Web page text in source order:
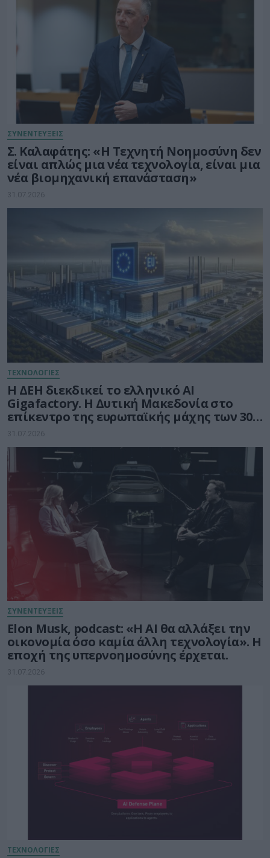
ΣΥΝΕΝΤΕΥΞΕΙΣ
Σ. Καλαφάτης: «Η Τεχνητή Νοημοσύνη δεν
είναι απλώς μια νέα τεχνολογία, είναι μια
νέα βιομηχανική επανάσταση»
31.07.2026
ΤΕΧΝΟΛΟΓΙΕΣ
Η ΔΕΗ διεκδικεί το ελληνικό AI
Gigafactory. Η Δυτική Μακεδονία στο
επίκεντρο της ευρωπαϊκής μάχης των 30
δισ. ευρώ για την Τεχνητή Νοημοσύνη
31.07.2026
ΣΥΝΕΝΤΕΥΞΕΙΣ
Elon Musk, podcast: «Η AI θα αλλάξει την
οικονομία όσο καμία άλλη τεχνολογία». Η
εποχή της υπερνοημοσύνης έρχεται.
31.07.2026
ΤΕΧΝΟΛΟΓΙΕΣ